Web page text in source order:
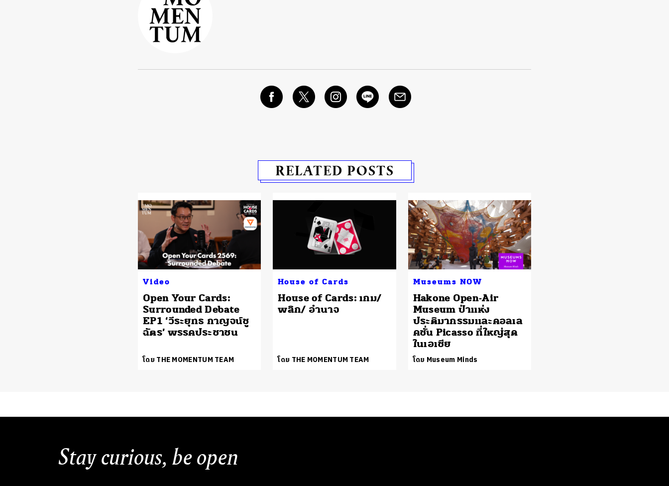
RELATED POSTS
Video
Open Your Cards:
Surrounded Debate
EP1 ‘วีระยุทธ กาญจน์ชู
ฉัตร’ พรรคประชาชน
โดย THE MOMENTUM TEAM
House of Cards
House of Cards: เกม/
พลิก/ อำนาจ
โดย THE MOMENTUM TEAM
Museums NOW
Hakone Open-Air
Museum ป่าแห่ง
ประติมากรรมและคอลเล
คชั่น Picasso ที่ใหญ่สุด
ในเอเชีย
โดย Museum Minds
Stay curious, be open